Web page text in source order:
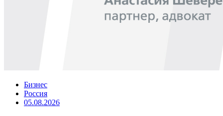
Бизнес
Россия
05.08.2026